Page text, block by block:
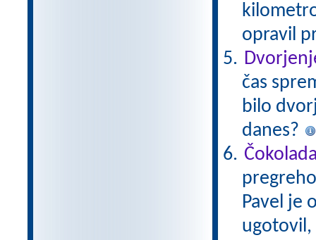
opravil
čas
bilo
danes?
Pavel je
ugotovil,